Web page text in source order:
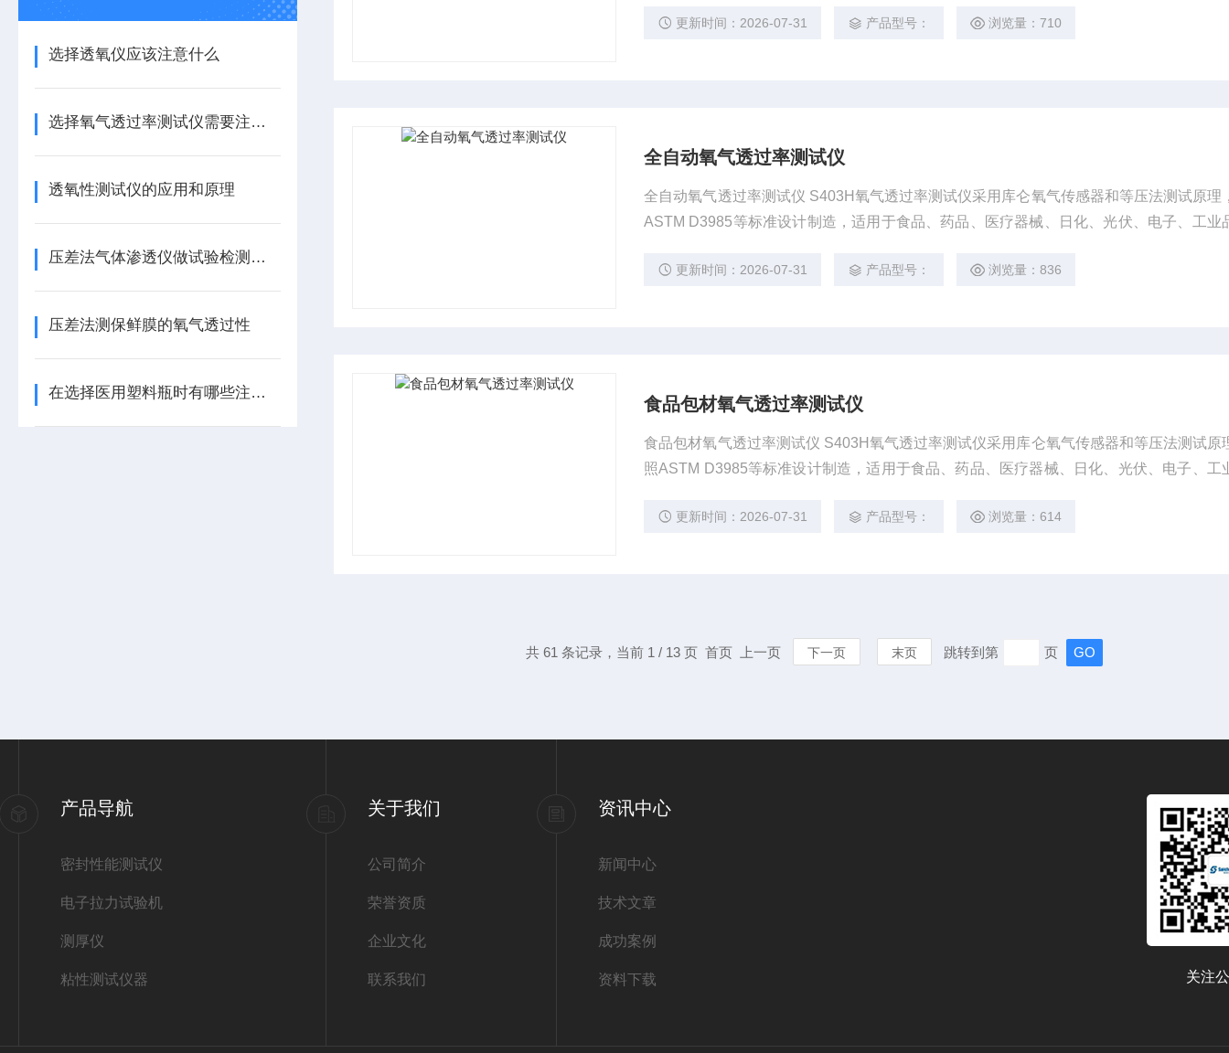
选择透氧仪应该注意什么
选择氧气透过率测试仪需要注意什么
透氧性测试仪的应用和原理
压差法气体渗透仪做试验检测应注意的事项
压差法测保鲜膜的氧气透过性
在选择医用塑料瓶时有哪些注意事项
更新时间：2026-07-31 产品型号： 浏览量：710
全自动氧气透过率测试仪
全自动氧气透过率测试仪 S403H氧气透过率测试仪采用库仑氧气传感器和等压法测试原理
ASTM D3985等标准设计制造，适用于食品、药品、医疗器械、日化、光伏、电子、工业
更新时间：2026-07-31 产品型号： 浏览量：836
食品包材氧气透过率测试仪
食品包材氧气透过率测试仪 S403H氧气透过率测试仪采用库仑氧气传感器和等压法测试原
照ASTM D3985等标准设计制造，适用于食品、药品、医疗器械、日化、光伏、电子、工
更新时间：2026-07-31 产品型号： 浏览量：614
共 61 条记录，当前 1 / 13 页 首页 上一页 下一页 末页 跳转到第 页
产品导航
密封性能测试仪
电子拉力试验机
测厚仪
粘性测试仪器
关于我们
公司简介
荣誉资质
企业文化
联系我们
资讯中心
新闻中心
技术文章
成功案例
资料下载 关注